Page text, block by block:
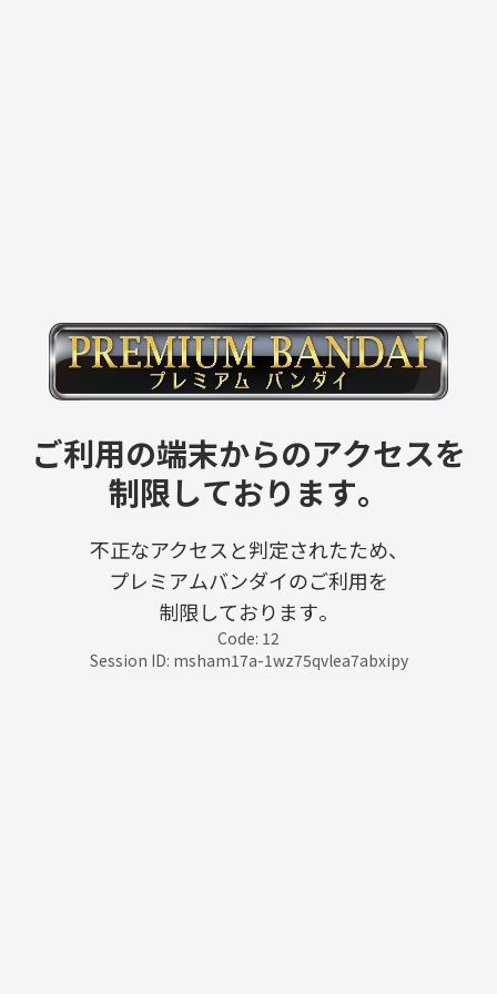
ご利用の端末からのアクセスを
制限しております。
不正なアクセスと判定されたため、
プレミアムバンダイのご利用を
制限しております。
Code: 12
Session ID: msham17a-1wz75qvlea7abxipy